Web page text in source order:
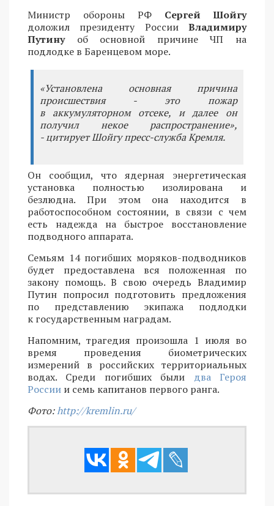
Министр обороны РФ Сергей Шойгу
доложил президенту России Владимиру
Путинуоб основной причине ЧП на
подлодке в Баренцевом море.
«Установлена основная причина
происшествия - это пожар
в аккумуляторном отсеке, и далее он
получил некое распространение»,
- цитирует Шойгу пресс-служба Кремля.
Он сообщил, что ядерная энергетическая
установка полностью изолирована и
безлюдна. При этом она находится в
работоспособном состоянии, в связи с чем
есть надежда на быстрое восстановление
подводного аппарата.
Семьям 14 погибших моряков-подводников
будет предоставлена вся положенная по
закону помощь. В свою очередь Владимир
Путин попросил подготовить предложения
по представлению экипажа подлодки
к государственным наградам.
Напомним, трагедия произошла 1 июля во
время проведения биометрических
измерений в российских территориальных
водах. Среди погибших были два Героя
России и семь капитанов первого ранга.
Фото:http://kremlin.ru/